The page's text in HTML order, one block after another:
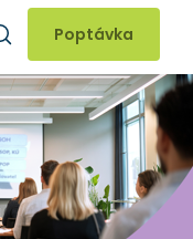
Hledat
Poptávka